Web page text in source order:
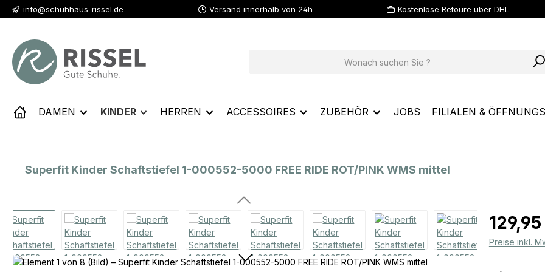
Hauptinhalt springen
Zur Suche springen
Zur Hauptnavigation springen
info@schuhhaus-rissel.de Versand innerhalb von 24h Kostenlose Retoure über DHL
DAMEN KINDER HERREN ACCESSOIRES ZUBEHÖR JOBS FILIALEN &
Superfit Kinder Schaftstiefel 1-000552-5000 FREE RIDE ROT/PINK WMS mittel
Bildergalerie überspringen Regulärer
Preise inkl.